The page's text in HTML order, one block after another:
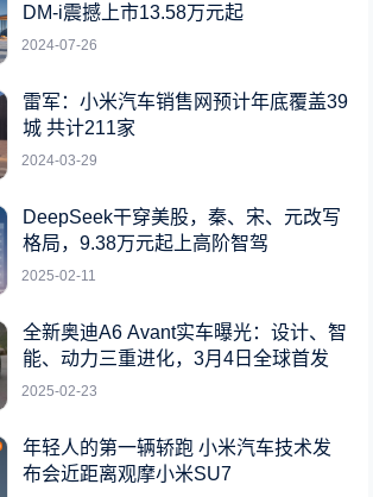
DM-i震撼上市13.58万元起
2024-07-26
雷军：小米汽车销售网预计年底覆盖39
城 共计211家
2024-03-29
DeepSeek干穿美股，秦、宋、元改写
格局，9.38万元起上高阶智驾
2025-02-11
全新奥迪A6 Avant实车曝光：设计、智
能、动力三重进化，3月4日全球首发
2025-02-23
年轻人的第一辆轿跑 小米汽车技术发
布会近距离观摩小米SU7